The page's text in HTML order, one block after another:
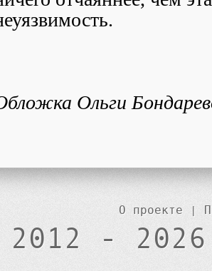
Ольги
О проекте |
2012 -